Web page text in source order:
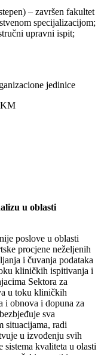
– završen fakultet
specijalizacijom;
upravni ispit;
jedinice
KM
u oblasti
poslove u oblasti
procjene neželjenih
i čuvanja podataka
kliničkih ispitivanja i
Sektora za
u toku kliničkih
i obnova i dopuna za
sva
situacijama, radi
u izvođenju svih
sistema kvaliteta u olasti